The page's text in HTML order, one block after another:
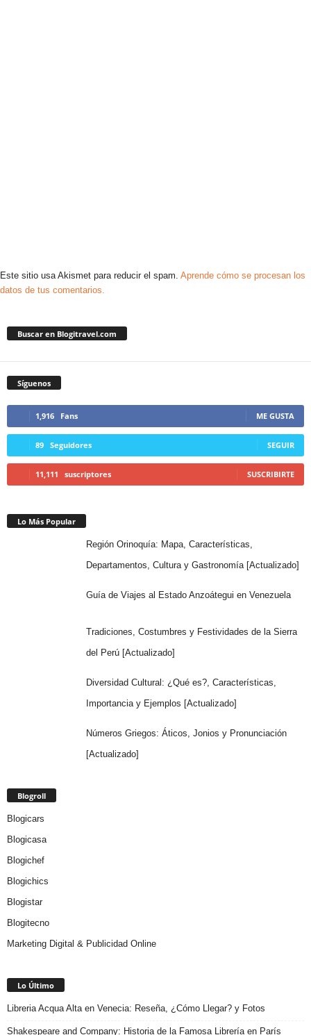
Este sitio usa Akismet para reducir el spam. Aprende cómo se procesan los
datos de tus comentarios.
Buscar en Blogitravel.com
Síguenos
1,916 Fans ME GUSTA
89 Seguidores SEGUIR
11,111 suscriptores SUSCRIBIRTE
Lo Más Popular
Región Orinoquía: Mapa, Características,
Departamentos, Cultura y Gastronomía [Actualizado]
Guía de Viajes al Estado Anzoátegui en Venezuela
Tradiciones, Costumbres y Festividades de la Sierra
del Perú [Actualizado]
Diversidad Cultural: ¿Qué es?, Características,
Importancia y Ejemplos [Actualizado]
Números Griegos: Áticos, Jonios y Pronunciación
[Actualizado]
Blogroll
Blogicars
Blogicasa
Blogichef
Blogichics
Blogistar
Blogitecno
Marketing Digital & Publicidad Online
Lo Último
Libreria Acqua Alta en Venecia: Reseña, ¿Cómo Llegar? y Fotos
Shakespeare and Company: Historia de la Famosa Librería en París